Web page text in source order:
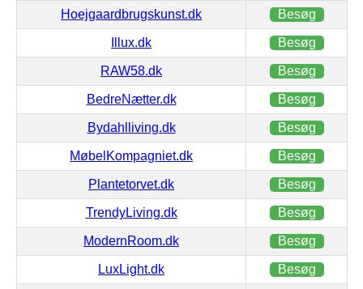
Hoejgaardbrugskunst.dk Besøg
Illux.dk Besøg
RAW58.dk Besøg
BedreNætter.dk Besøg
Bydahlliving.dk Besøg
MøbelKompagniet.dk Besøg
Plantetorvet.dk Besøg
TrendyLiving.dk Besøg
ModernRoom.dk Besøg
LuxLight.dk Besøg